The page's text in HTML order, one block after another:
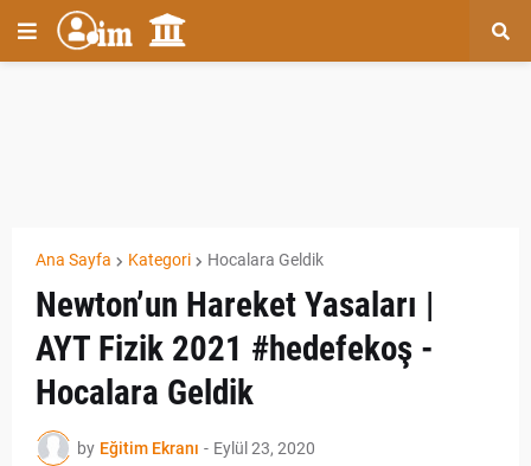
Ana Sayfa Kategori Hocalara Geldik
Newton’un Hareket Yasaları |
AYT Fizik 2021 #hedefekoş -
Hocalara Geldik
by Eğitim Ekranı - Eylül 23, 2020